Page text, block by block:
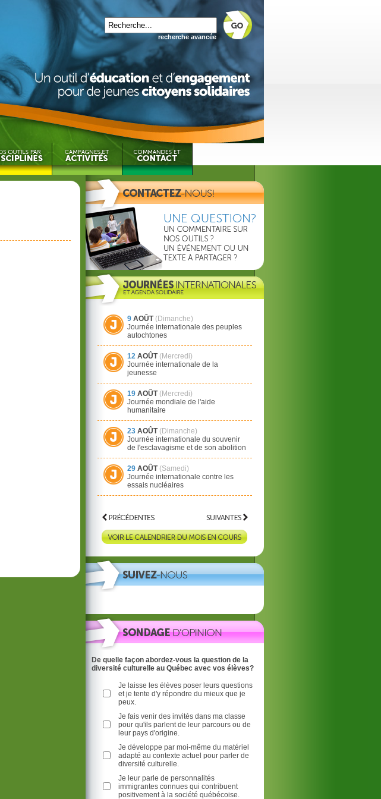
recherche avancée
9 AOÛT (Dimanche)
Journée internationale des peuples
autochtones
12 AOÛT (Mercredi)
Journée internationale de la
jeunesse
19 AOÛT (Mercredi)
Journée mondiale de l'aide
humanitaire
23 AOÛT (Dimanche)
Journée internationale du souvenir
de l'esclavagisme et de son abolition
29 AOÛT (Samedi)
Journée internationale contre les
essais nucléaires
De quelle façon abordez-vous la question de la
diversité culturelle au Québec avec vos élèves?
Je laisse les élèves poser leurs questions
et je tente d'y répondre du mieux que je
peux.
Je fais venir des invités dans ma classe
pour qu'ils parlent de leur parcours ou de
leur pays d'origine.
Je développe par moi-même du matériel
adapté au contexte actuel pour parler de
diversité culturelle.
Je leur parle de personnalités
immigrantes connues qui contribuent
positivement à la société québécoise.